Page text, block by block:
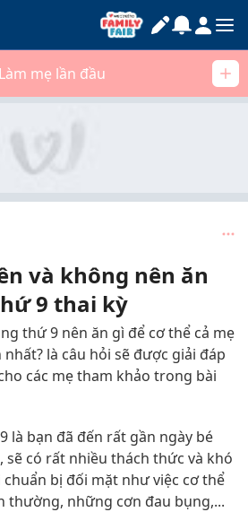
Làm mẹ lần đầu
và không nên ăn
9 thai kỳ
thứ 9 nên ăn gì để cơ thể cả mẹ
là câu hỏi sẽ được giải đáp
các mẹ tham khảo trong bài
là bạn đã đến rất gần ngày bé
sẽ có rất nhiều thách thức và khó
bị đối mặt như việc cơ thể
thường, những cơn đau bụng,...